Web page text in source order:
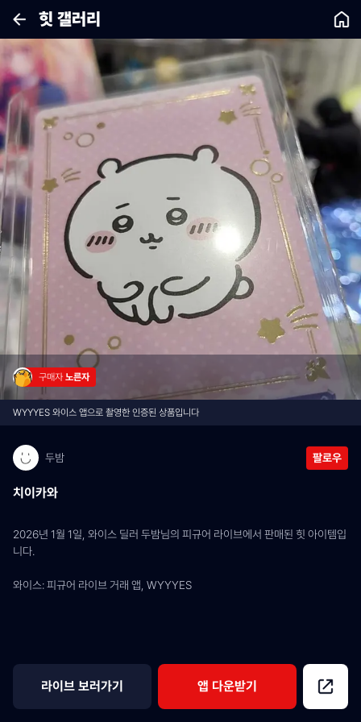
힛 갤러리
구매자 노른자
WYYYES 와이스 앱으로 촬영한 인증된 상품입니다
두밤 팔로우
치이카와
2026년 1월 1일, 와이스 딜러 두밤님의 피규어 라이브에서 판매된 힛 아이템입
니다.
와이스: 피규어 라이브 거래 앱, WYYYES
라이브 보러가기 앱 다운받기